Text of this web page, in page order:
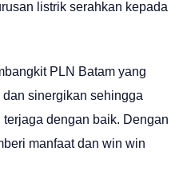
listrik serahkan kepada
PLN Batam yang
sinergikan sehingga
dengan baik. Dengan
manfaat dan win win